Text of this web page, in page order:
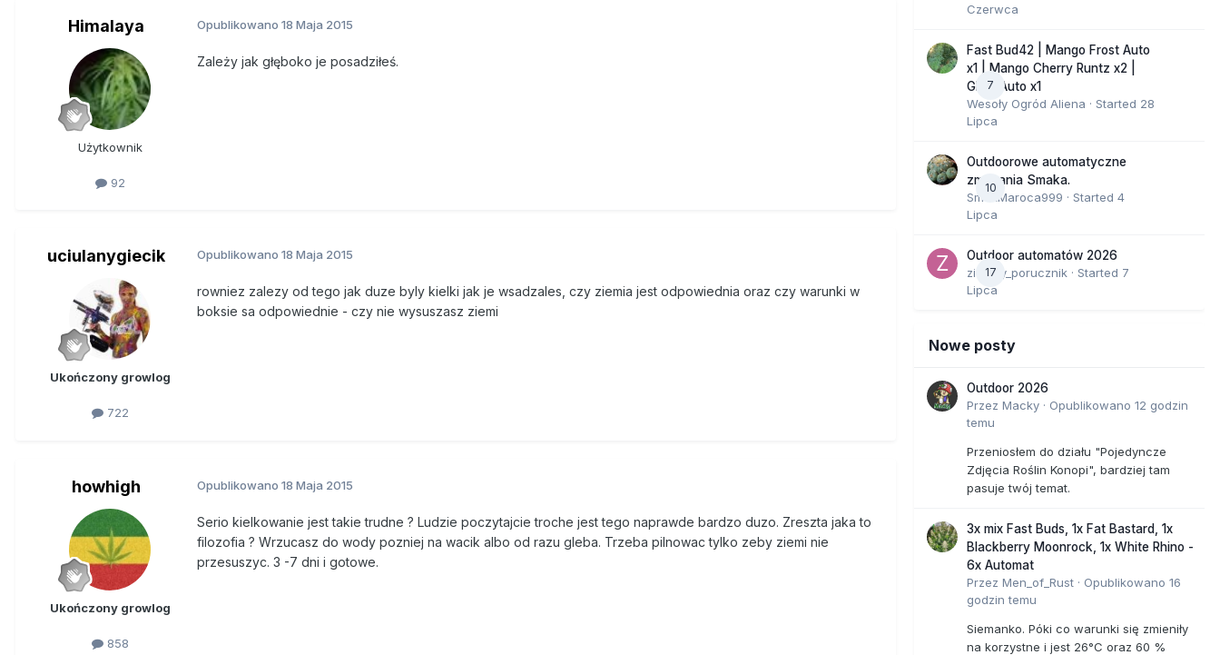
Himalaya
Użytkownik
92
Opublikowano 18 Maja 2015
Zależy jak głęboko je posadziłeś.
uciulanygiecik
Ukończony growlog
722
Opublikowano 18 Maja 2015
rowniez zalezy od tego jak duze byly kielki jak je wsadzales, czy ziemia jest odpowiednia oraz czy warunki w
boksie sa odpowiednie - czy nie wysuszasz ziemi
howhigh
Ukończony growlog
858
Opublikowano 18 Maja 2015
Serio kielkowanie jest takie trudne ? Ludzie poczytajcie troche jest tego naprawde bardzo duzo. Zreszta jaka to
filozofia ? Wrzucasz do wody pozniej na wacik albo od razu gleba. Trzeba pilnowac tylko zeby ziemi nie
przesuszyc. 3 -7 dni i gotowe.
Czerwca
7
Fast Bud42 | Mango Frost Auto
x1 | Mango Cherry Runtz x2 |
GMO Auto x1
Wesoły Ogród Aliena · Started 28
Lipca
10
Outdoorowe automatyczne
zmagania Smaka.
SmakMaroca999 · Started 4
Lipca
17
Outdoor automatów 2026
zielony_porucznik · Started 7
Lipca
Nowe posty
Outdoor 2026
Przez Macky · Opublikowano 12 godzin
temu
Przeniosłem do działu "Pojedyncze
Zdjęcia Roślin Konopi", bardziej tam
pasuje twój temat.
3x mix Fast Buds, 1x Fat Bastard, 1x
Blackberry Moonrock, 1x White Rhino -
6x Automat
Przez Men_of_Rust · Opublikowano 16
godzin temu
Siemanko. Póki co warunki się zmieniły
na korzystne i jest 26°C oraz 60 %